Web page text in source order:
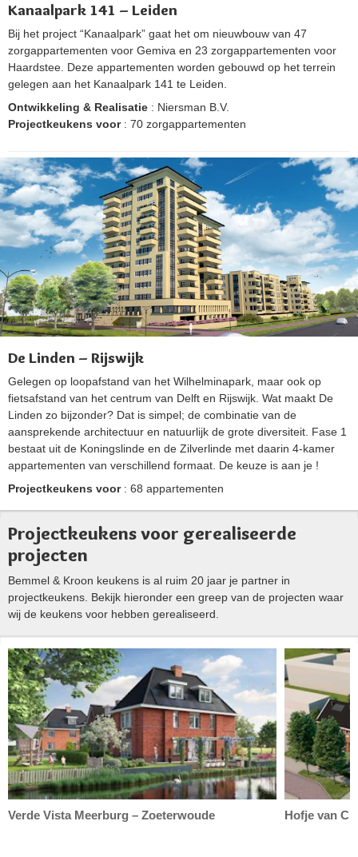
Kanaalpark 141 – Leiden
Bij het project “Kanaalpark” gaat het om nieuwbouw van 47
zorgappartementen voor Gemiva en 23 zorgappartementen voor
Haardstee. Deze appartementen worden gebouwd op het terrein
gelegen aan het Kanaalpark 141 te Leiden.
Ontwikkeling & Realisatie : Niersman B.V.
Projectkeukens voor: 70 zorgappartementen
De Linden – Rijswijk
Gelegen op loopafstand van het Wilhelminapark, maar ook op
fietsafstand van het centrum van Delft en Rijswijk. Wat maakt De
Linden zo bijzonder? Dat is simpel; de combinatie van de
aansprekende architectuur en natuurlijk de grote diversiteit. Fase 1
bestaat uit de Koningslinde en de Zilverlinde met daarin 4-kamer
appartementen van verschillend formaat. De keuze is aan je !
Projectkeukens voor: 68 appartementen
Projectkeukens voor gerealiseerde
projecten
Bemmel & Kroon keukens is al ruim 20 jaar je partner in
projectkeukens. Bekijk hieronder een greep van de projecten waar
wij de keukens voor hebben gerealiseerd.
Verde Vista Meerburg – Zoeterwoude Hofje van